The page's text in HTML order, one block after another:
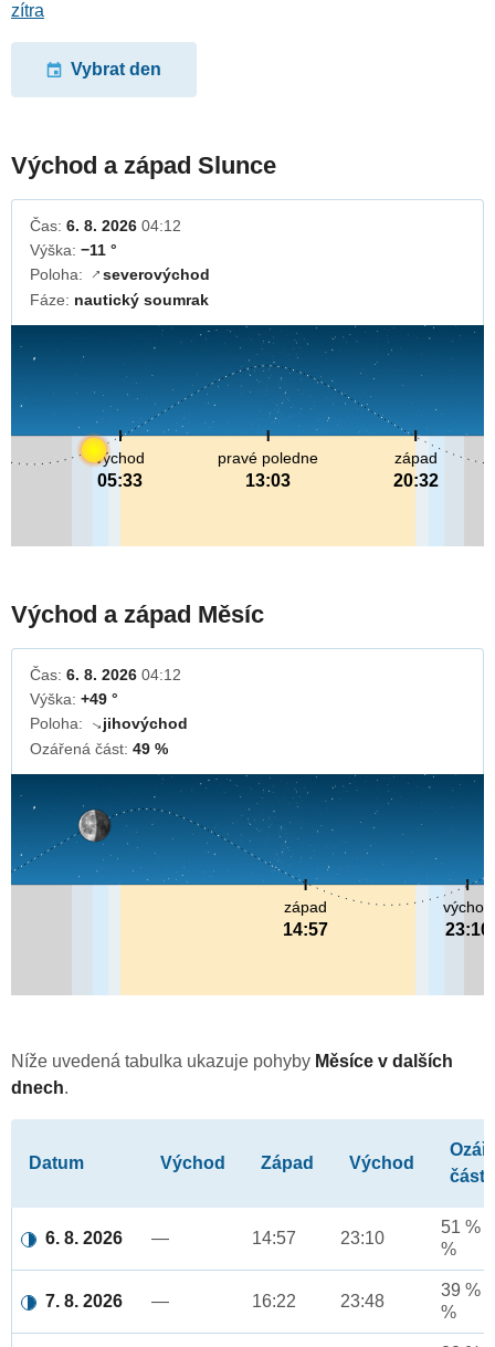
zítra
Vybrat den
Východ a západ Slunce
Čas: 6. 8. 2026 04:12
Výška: −11 °
Poloha:
↓severovýchod
Fáze: nautický soumrak
pravé poledne
13:03
východ
05:33
západ
20:32
Východ a západ Měsíc
Čas: 6. 8. 2026 04:12
Výška: +49 °
Poloha:
↓jihovýchod
Ozářená část: 49 %
východ
23:10
západ
14:57
Níže uvedená tabulka ukazuje pohyby Měsíce v dalších
dnech.
Datum Východ Západ Východ
část
6. 8. 2026 — 14:57 23:10
51 %
%
7. 8. 2026 — 16:22 23:48
39 %
%